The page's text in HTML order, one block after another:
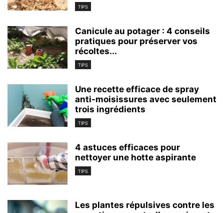
TIPS
Canicule au potager : 4 conseils
pratiques pour préserver vos
récoltes...
TIPS
Une recette efficace de spray
anti-moisissures avec seulement
trois ingrédients
TIPS
4 astuces efficaces pour
nettoyer une hotte aspirante
TIPS
Les plantes répulsives contre les